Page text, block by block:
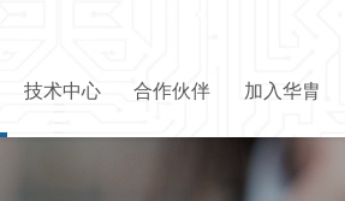
技术中心 合作伙伴 加入华胄